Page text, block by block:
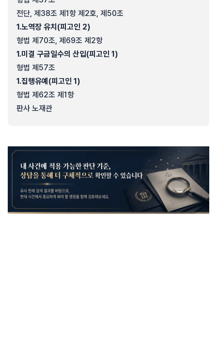
전단, 제38조 제1항 제2호, 제50조
1.노역장 유치(피고인 2)
형법 제70조, 제69조 제2항
1.미결 구금일수의 산입(피고인 1)
형법 제57조
1.집행유예(피고인 1)
형법 제62조 제1항
판사 노재관